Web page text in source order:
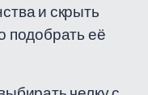
и скрыть
подобрать её